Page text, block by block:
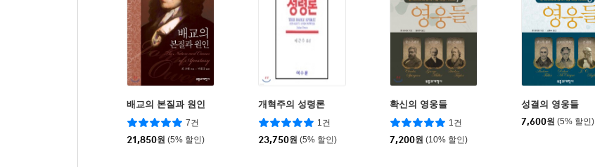
배교의 본질과 원인
7건
21,850원 (5% 할인)
개혁주의 성령론
1건
23,750원 (5% 할인)
확신의 영웅들
1건
7,200원 (10% 할인)
성결의 영웅들
7,600원 (5% 할인)